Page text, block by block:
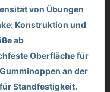
von Übungen
Konstruktion und
ab
Oberfläche für
an der
Standfestigkeit.